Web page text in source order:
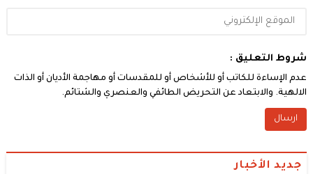
شروط التعليق :
عدم الإساءة للكاتب أو للأشخاص أو للمقدسات أو مهاجمة الأديان أو الذات
الالهية. والابتعاد عن التحريض الطائفي والعنصري والشتائم.
جديد الأخبار